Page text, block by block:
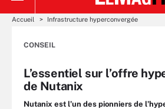
Accueil Infrastructure hyperconvergée
CONSEIL
L’essentiel sur l’offre
de Nutanix
Nutanix est l’un des pionniers de